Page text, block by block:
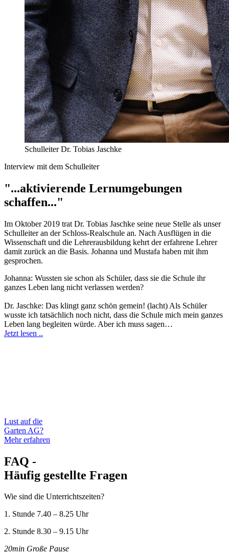
Schulleiter Dr. Tobias Jaschke
Interview mit dem Schulleiter
"...aktivierende Lernumgebungen
schaffen..."
Im Oktober 2019 trat Dr. Tobias Jaschke seine neue Stelle als unser
Schulleiter an der Schloss-Realschule an. Nach Ausflügen in die
Wissenschaft und die Lehrerausbildung kehrt der erfahrene Lehrer
damit zurück an die Basis. Johanna und Mustafa haben mit ihm
gesprochen.
Johanna: Wussten sie schon als Schüler, dass sie die Schule ihr
ganzes Leben lang nicht verlassen werden?
Dr. Jaschke: Das klingt ganz schön gemein! (lacht) Als Schüler
wusste ich tatsächlich noch nicht, dass die Schule mich mein ganzes
Leben lang begleiten würde. Aber ich muss sagen…
Jetzt lesen ..
Lust auf die
Garten AG?
Mehr erfahren
FAQ -
Häufig gestellte Fragen
Wie sind die Unterrichtszeiten?
1. Stunde 7.40 – 8.25 Uhr
2. Stunde 8.30 – 9.15 Uhr
20min Große Pause